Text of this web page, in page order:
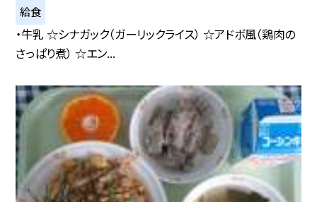
給食
・牛乳 ☆シナガック（ガーリックライス） ☆アドボ風（鶏肉の
さっぱり煮） ☆エン...